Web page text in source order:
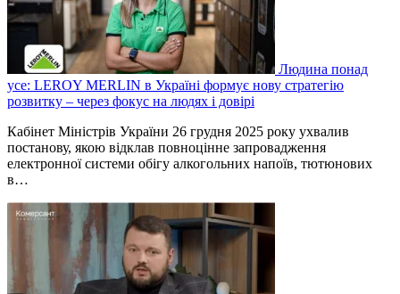
Людина понад
усе: LEROY MERLIN в Україні формує нову стратегію
розвитку – через фокус на людях і довірі
Кабінет Міністрів України 26 грудня 2025 року ухвалив
постанову, якою відклав повноцінне запровадження
електронної системи обігу алкогольних напоїв, тютюнових
в…